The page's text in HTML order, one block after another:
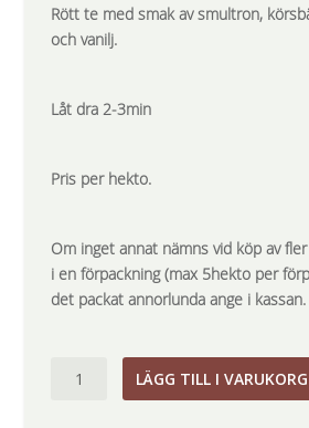
Rött te med smak av smultron,
och vanilj.
Låt dra 2-3min
Pris per hekto.
Om inget annat nämns vid köp av
i en förpackning (max 5hekto per
det packat annorlunda ange i kassan.
Vänskap
LÄGG TILL I VARUKORG